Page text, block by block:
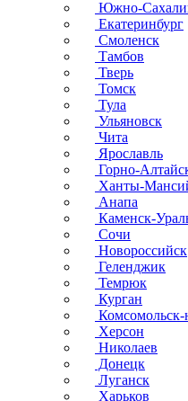
Южно-
Екатеринбург
Смоленск
Тамбов
Тверь
Томск
Тула
Ульяновск
Чита
Ярославль
Горно-
Ханты-
Анапа
Каменск-
Сочи
Новороссийск
Геленджик
Темрюк
Курган
Херсон
Николаев
Донецк
Луганск
Харьков